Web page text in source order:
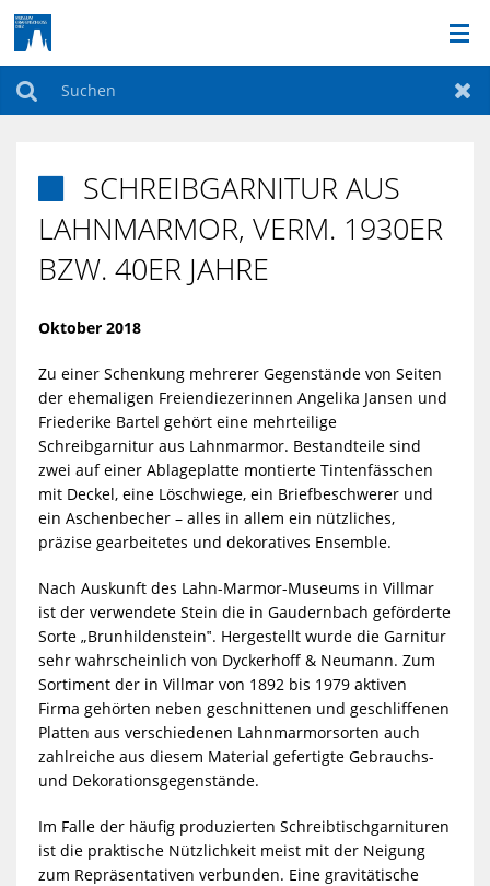
DAS MUSEUM
DAUERAUSSTELLUNG
BILDERGALERIE
AKTIONEN & FÜHRUNGEN
SO FINDEN SIE UNS
SONDERAUSSTELLUNGEN
MEDIENDATEIEN
SCHREIBGARNITUR AUS
LAHNMARMOR, VERM. 1930ER
BZW. 40ER JAHRE
Oktober 2018
Zu einer Schenkung mehrerer Gegenstände von Seiten
der ehemaligen Freiendiezerinnen Angelika Jansen und
Friederike Bartel gehört eine mehrteilige
Schreibgarnitur aus Lahnmarmor. Bestandteile sind
zwei auf einer Ablageplatte montierte Tintenfässchen
mit Deckel, eine Löschwiege, ein Briefbeschwerer und
ein Aschenbecher – alles in allem ein nützliches,
präzise gearbeitetes und dekoratives Ensemble.
Nach Auskunft des Lahn-Marmor-Museums in Villmar
ist der verwendete Stein die in Gaudernbach geförderte
Sorte „Brunhildenstein‟. Hergestellt wurde die Garnitur
sehr wahrscheinlich von Dyckerhoff & Neumann. Zum
Sortiment der in Villmar von 1892 bis 1979 aktiven
Firma gehörten neben geschnittenen und geschliffenen
Platten aus verschiedenen Lahnmarmorsorten auch
zahlreiche aus diesem Material gefertigte Gebrauchs-
und Dekorationsgegenstände.
Im Falle der häufig produzierten Schreibtischgarnituren
ist die praktische Nützlichkeit meist mit der Neigung
zum Repräsentativen verbunden. Eine gravitätische